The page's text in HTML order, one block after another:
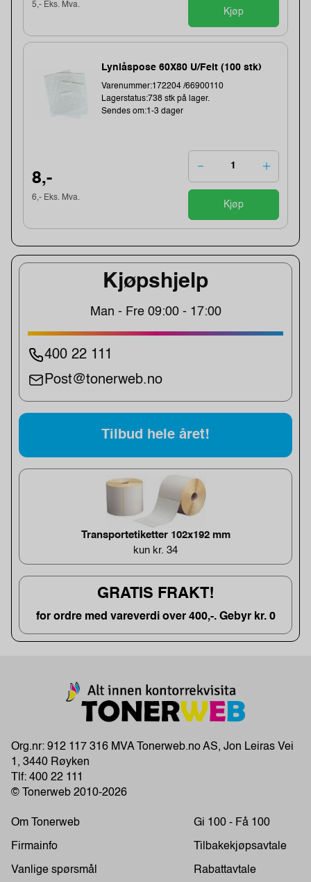
Kjøpshjelp
Man - Fre 09:00 - 17:00
400 22 111
Post@tonerweb.no
Tilbud hele året!
Transportetiketter 102x192 mm
kun kr. 34
GRATIS FRAKT!
for ordre med vareverdi over 400,-. Gebyr kr. 0
5,- Eks. Mva.
Kjøp
Lynlåspose 60X80 U/Felt (100 stk)
Varenummer:172204 /66900110
Lagerstatus:738 stk på lager.
Sendes om:1-3 dager
8,-
6,- Eks. Mva.
Kjøp
Org.nr: 912 117 316 MVA Tonerweb.no AS, Jon Leiras Vei
1, 3440 Røyken
Tlf: 400 22 111
© Tonerweb 2010-2026
Om Tonerweb
Firmainfo
Vanlige spørsmål
Gi 100 - Få 100
Tilbakekjøpsavtale
Rabattavtale